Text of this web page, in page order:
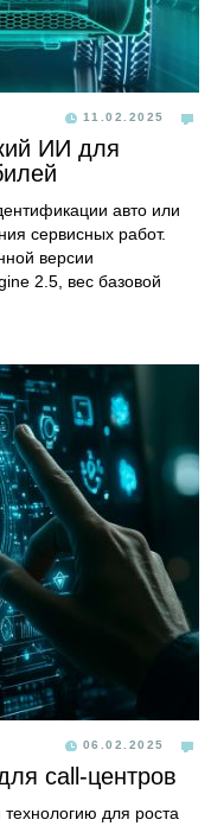
11.02.2025
ИИ для
авто или
сервисных работ.
версии
2.5, вес базовой
06.02.2025
call-центров
для роста